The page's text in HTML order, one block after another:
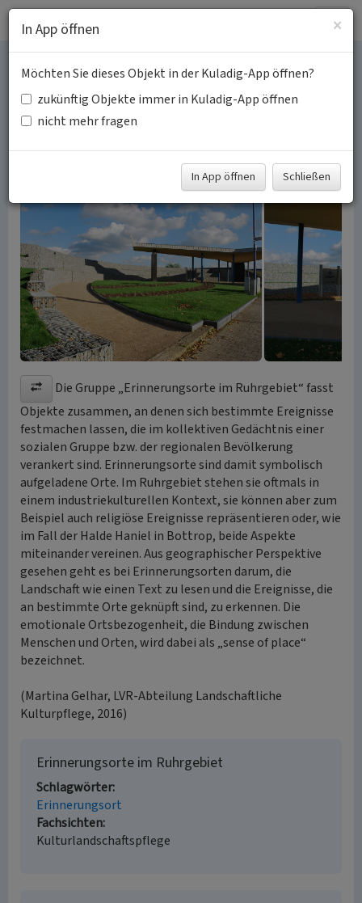
Erinnerungsorte im
Ruhrgebiet
Kulturlandschaftspflege
Die Gruppe „Erinnerungsorte im Ruhrgebiet“ fasst
Objekte zusammen, an denen sich bestimmte Ereignisse
festmachen lassen, die im kollektiven Gedächtnis einer
sozialen Gruppe bzw. der regionalen Bevölkerung
verankert sind. Erinnerungsorte sind damit symbolisch
aufgeladene Orte. Im Ruhrgebiet stehen sie oftmals in
einem industriekulturellen Kontext, sie können aber zum
Beispiel auch religiöse Ereignisse repräsentieren oder, wie
im Fall der Halde Haniel in Bottrop, beide Aspekte
miteinander vereinen. Aus geographischer Perspektive
gesehen geht es bei Erinnerungsorten darum, die
Landschaft wie einen Text zu lesen und die Ereignisse, die
an bestimmte Orte geknüpft sind, zu erkennen. Die
emotionale Ortsbezogenheit, die Bindung zwischen
Menschen und Orten, wird dabei als „sense of place“
bezeichnet.
(Martina Gelhar, LVR-Abteilung Landschaftliche
Kulturpflege, 2016)
Erinnerungsorte im Ruhrgebiet
Schlagwörter
Erinnerungsort
Fachsichten
Kulturlandschaftspflege
×
In App öffnen
Möchten Sie dieses Objekt in der Kuladig-App öffnen?
zukünftig Objekte immer in Kuladig-App öffnen
nicht mehr fragen
In App öffnen Schließen